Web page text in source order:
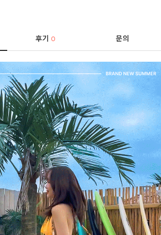
후기0 문의